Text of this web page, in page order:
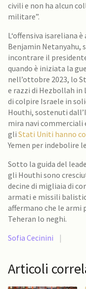
civili e non ha alcun
militare”.
L‘offensiva isareliana
Benjamin Netanyahu,
incontrare il
quando è iniziata la
nell’ottobre 2023, lo
e razzi di Hezbollah in
di colpire Israele in
Houthi, sostenuti
mira navi commerciali
gli Stati Uniti hanno
Yemen per indebolire
Sotto la guida del
gli Houthi sono
decine di migliaia di
armati e missili
affermano che le armi
Teheran lo neghi.
Sofia Cecinini
|
Articoli